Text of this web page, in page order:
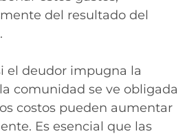
del resultado del
el deudor impugna la
comunidad se ve obligada
costos pueden aumentar
Es esencial que las